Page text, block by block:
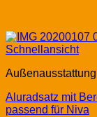
Schnellansicht
Aluradsatz mit
passend für Niva